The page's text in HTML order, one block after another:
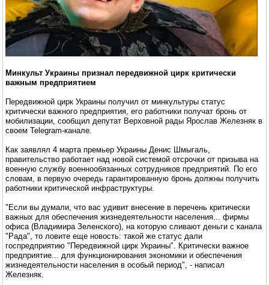
Минкульт Украины признал передвижной цирк критически
важным предприятием
Передвижной цирк Украины получил от минкультуры статус
критически важного предприятия, его работники получат бронь от
мобилизации, сообщил депутат Верховной рады Ярослав Железняк в
своем Telegram-канале.
Как заявлял 4 марта премьер Украины Денис Шмыгаль,
правительство работает над новой системой отсрочки от призыва на
военную службу военнообязанных сотрудников предприятий. По его
словам, в первую очередь гарантированную бронь должны получить
работники критической инфраструктуры.
"Если вы думали, что вас удивит внесение в перечень критически
важных для обеспечения жизнедеятельности населения... фирмы
офиса (Владимира Зеленского), на которую сливают деньги с канала
"Рада", то ловите еще новость: такой же статус дали
госпредприятию "Передвижной цирк Украины". Критически важное
предприятие... для функционирования экономики и обеспечения
жизнедеятельности населения в особый период", - написал
Железняк.